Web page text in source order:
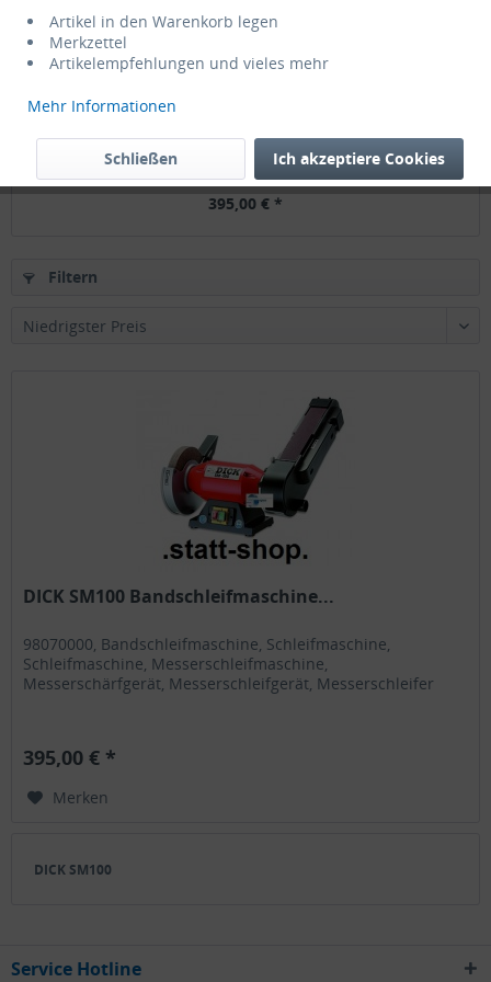
DICK SM100 Bandschleifmaschine...
395,00 € *
Filtern
DICK SM100 Bandschleifmaschine...
98070000, Bandschleifmaschine, Schleifmaschine,
Schleifmaschine, Messerschleifmaschine,
Messerschärfgerät, Messerschleifgerät, Messerschleifer
395,00 € *
Merken
DICK SM100
Service Hotline
Artikel in den Warenkorb legen
Merkzettel
Artikelempfehlungen und vieles mehr
Mehr Informationen
Ich akzeptiere Cookies
Schließen